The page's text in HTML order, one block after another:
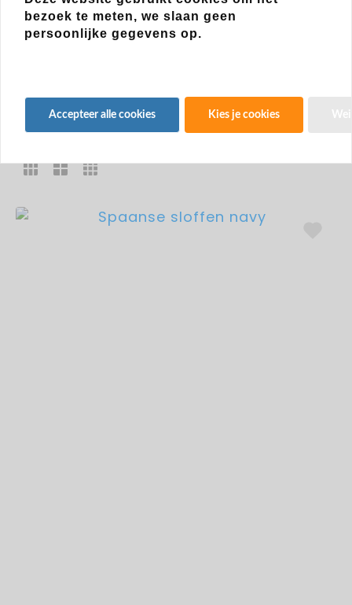
BABY SLOFJES BERNARDINO
bezoek te meten, we slaan geen
persoonlijke gegevens op.
Accepteer alle cookies Kies je cookies